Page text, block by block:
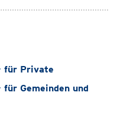
für Private
Gemeinden und